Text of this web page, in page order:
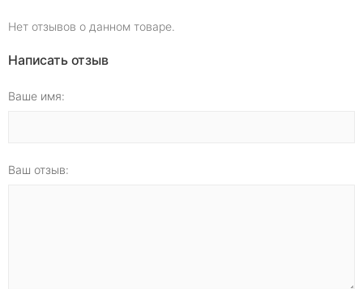
Нет отзывов о данном товаре.
Написать отзыв
Ваше имя:
Ваш отзыв: